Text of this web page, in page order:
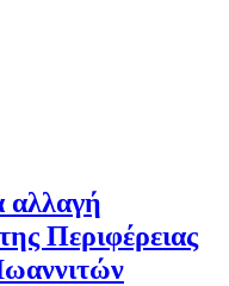
αλλαγή
Περιφέρειας